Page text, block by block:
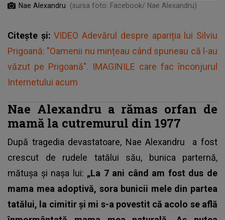
Nae Alexandru (sursa foto: Facebook/ Nae Alexandru)
Citește și:VIDEO Adevărul despre apariția lui Silviu
Prigoană: "Oamenii nu mințeau când spuneau că l-au
văzut pe Prigoană". IMAGINILE care fac înconjurul
Internetului acum
Nae Alexandru a rămas orfan de
mamă la cutremurul din 1977
După tragedia devastatoare, Nae Alexandru
a fost
crescut de rudele tatălui său, bunica parternă,
mătușa și nașa lui: „La 7 ani când am fost dus de
mama mea adoptivă, sora bunicii mele din partea
tatălui, la cimitir și mi s-a povestit că acolo se află